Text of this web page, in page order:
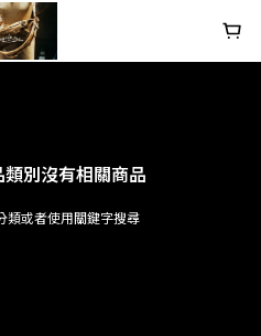
別沒有相關商品
類或者使用關鍵字搜尋